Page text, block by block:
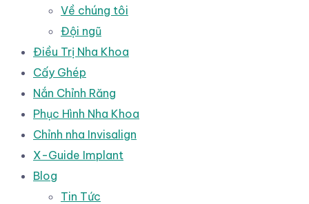
Về chúng tôi
Đội ngũ
Điều Trị Nha Khoa
Cấy Ghép
Nắn Chỉnh Răng
Phục Hình Nha Khoa
Chỉnh nha Invisalign
X-Guide Implant
Blog
Tin Tức